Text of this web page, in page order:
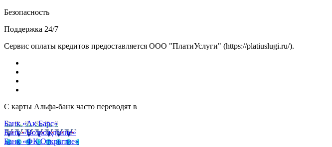
Безопасность
Поддержка 24/7
Сервис оплаты кредитов предоставляется ООО "ПлатиУслуги" (https://platiuslugi.ru/).
С карты Альфа-банк часто переводят в
Банк «Ак Барс»
Банк «Возрождение»
Банк «ФК Открытие»